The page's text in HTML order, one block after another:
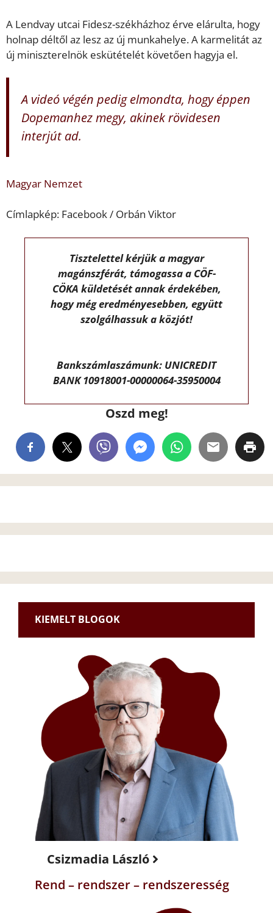
A Lendvay utcai Fidesz-székházhoz érve elárulta, hogy
holnap déltől az lesz az új munkahelye. A karmelitát az
új miniszterelnök eskütételét követően hagyja el.
A videó végén pedig elmondta, hogy éppen
Dopemanhez megy, akinek rövidesen
interjút ad.
Magyar Nemzet
Címlapkép: Facebook / Orbán Viktor
Tisztelettel kérjük a magyar
magánszférát, támogassa a CÖF-
CÖKA küldetését annak érdekében,
hogy még eredményesebben, együtt
szolgálhassuk a közjót!
Bankszámlaszámunk: UNICREDIT
BANK 10918001-00000064-35950004
Oszd meg!
KIEMELT BLOGOK
Csizmadia László
Rend – rendszer – rendszeresség